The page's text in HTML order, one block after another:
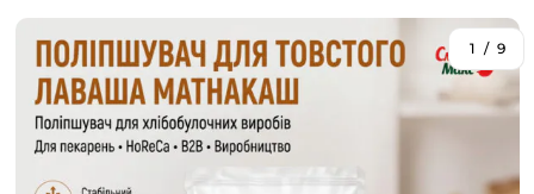
1 / 9